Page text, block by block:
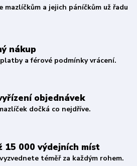
mazlíčkům a jejich páníčkům už řadu
nákup
a férové podmínky vrácení.
objednávek
dočká co nejdříve.
15 000 výdejních míst
téměř za každým rohem.